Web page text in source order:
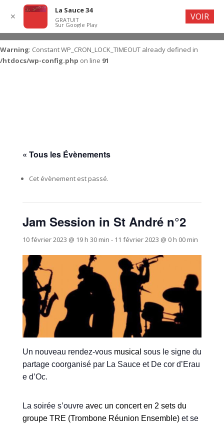
Warning: Constant WP_CRON_LOCK_TIMEOUT already defined in
/htdocs/wp-config.php on line 91
« Tous les Évènements
Cet évènement est passé.
Jam Session in St André n°2
10 février 2023 @ 19 h 30 min - 11 février 2023 @ 0 h 00 min
Un nouveau rendez-vous musical sous le signe du
partage coorganisé par La Sauce et De cor d’Erau
e d’Oc.
La soirée s’ouvre avec un concert en 2 sets du
groupe TRE (Trombone Réunion Ensemble)et se
✕
La Sauce 34
GRATUIT
Sur Google Play
VOIR